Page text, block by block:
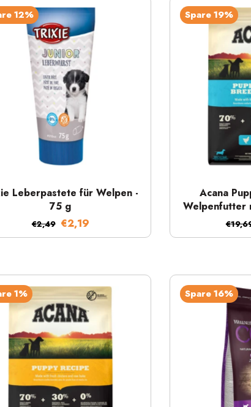
12%
Leberpastete für Welpen -
75 g
€2,49 €2,19
Spare 19%
Acana
Welpenfutter
1% Spare 16%